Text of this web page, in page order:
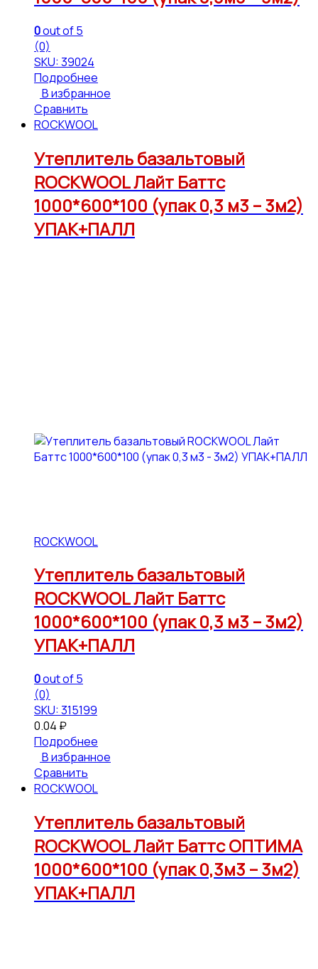
0out of 5
(0)
SKU: 39024
Подробнее
В избранное
Сравнить
ROCKWOOL
Утеплитель базальтовый
ROCKWOOL Лайт Баттс
1000*600*100 (упак 0,3 м3 – 3м2)
УПАК+ПАЛЛ
ROCKWOOL
Утеплитель базальтовый
ROCKWOOL Лайт Баттс
1000*600*100 (упак 0,3 м3 – 3м2)
УПАК+ПАЛЛ
0out of 5
(0)
SKU: 315199
0.04 ₽
Подробнее
В избранное
Сравнить
ROCKWOOL
Утеплитель базальтовый
ROCKWOOL Лайт Баттс ОПТИМА
1000*600*100 (упак 0,3м3 – 3м2)
УПАК+ПАЛЛ